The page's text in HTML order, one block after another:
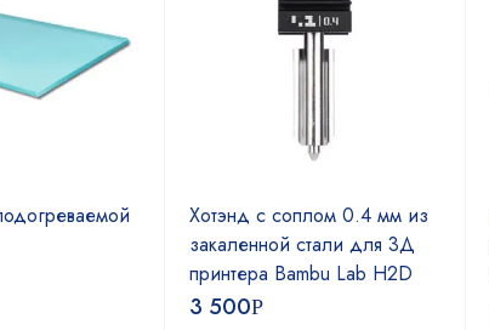
Хотэнд с соплом 0.4 мм из
закаленной стали для 3Д
принтера Bambu Lab H2D
3 500Р